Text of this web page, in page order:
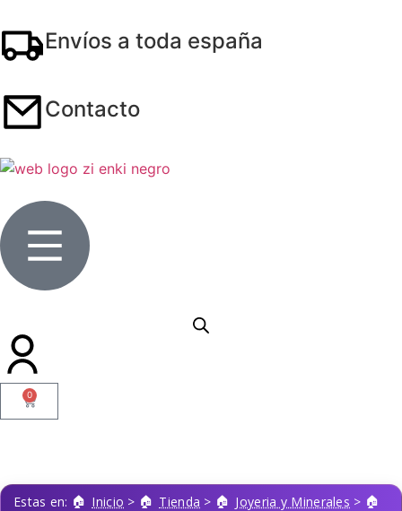
Envíos a toda españa
Contacto
0
Estas en: Inicio > Tienda > Joyeria y Minerales >